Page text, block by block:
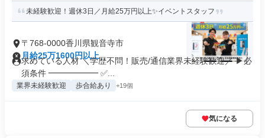
未経験歓迎！週休3日／月給25万円以上✨イベントスタッフ
〒768-0000香川県観音寺市
月給25万1600円以上
求めている人材 ＼学歴不問！販売/通信業界未経験歓迎／ ▶必
須条件 ━━━━━━ ✅...
業界未経験歓迎 歩合給あり +19個
気になる